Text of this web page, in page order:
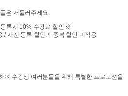
은 서둘러주세요.
록시 10% 수강료 할인 ※
/ 사전 등록 할인과 중복 할인 미적용
여 수강생 여러분들을 위해 특별한 프로모션을